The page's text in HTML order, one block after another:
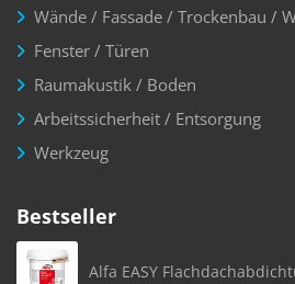
Wände / Fassade / Trockenbau /
Fenster / Türen
Raumakustik / Boden
Arbeitssicherheit / Entsorgung
Werkzeug
Bestseller
Alfa EASY